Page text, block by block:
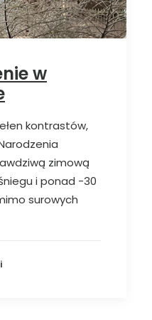
w
kontrastów,
zimową
i ponad -30
surowych